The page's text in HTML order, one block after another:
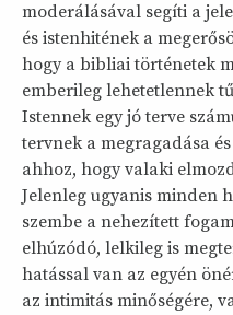
moderálásával segíti a
és istenhitének a
hogy a bibliai történetek
emberileg lehetetlennek
Istennek egy jó terve
tervnek a megragadása
ahhoz, hogy valaki
Jelenleg ugyanis minden
szembe a nehezített
elhúzódó, lelkileg is
hatással van az egyén
az intimitás minőségére,